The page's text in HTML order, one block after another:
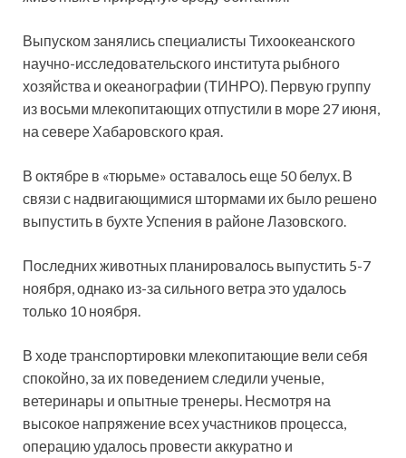
Выпуском занялись специалисты Тихоокеанского
научно-исследовательского института рыбного
хозяйства и океанографии (ТИНРО). Первую группу
из восьми млекопитающих отпустили в море 27 июня,
на севере Хабаровского края.
В октябре в «тюрьме» оставалось еще 50 белух. В
связи с надвигающимися штормами их было решено
выпустить в бухте Успения в районе Лазовского.
Последних животных планировалось выпустить 5-7
ноября, однако из-за сильного ветра это удалось
только 10 ноября.
В ходе транспортировки млекопитающие вели себя
спокойно, за их поведением следили ученые,
ветеринары и опытные тренеры. Несмотря на
высокое напряжение всех участников процесса,
операцию удалось провести аккуратно и